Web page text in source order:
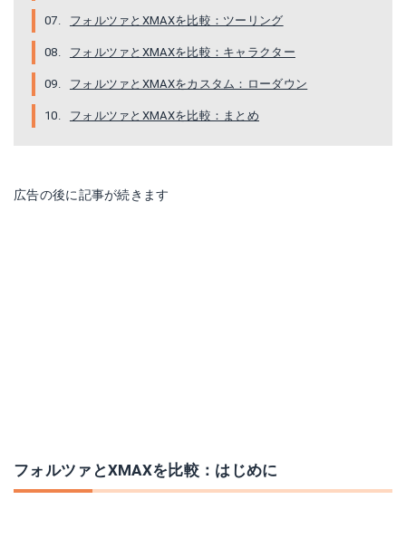
フォルツァとXMAXを比較：ツーリング
フォルツァとXMAXを比較：キャラクター
フォルツァとXMAXをカスタム：ローダウン
フォルツァとXMAXを比較：まとめ
広告の後に記事が続きます
フォルツァとXMAXを比較：はじめに